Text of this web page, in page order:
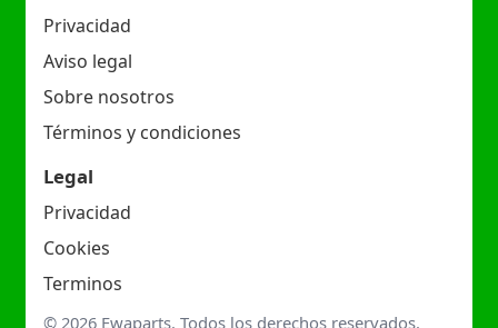
Privacidad
Aviso legal
Sobre nosotros
Términos y condiciones
Legal
Privacidad
Cookies
Terminos
© 2026 Ewaparts. Todos los derechos reservados.